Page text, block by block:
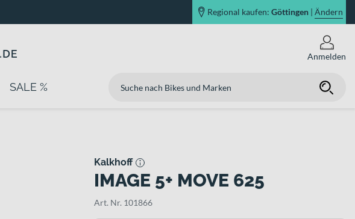
Regional kaufen: Göttingen | Ändern
Anmelden
SALE %
Kalkhoff
IMAGE 5+ MOVE 625
Art. Nr. 101866